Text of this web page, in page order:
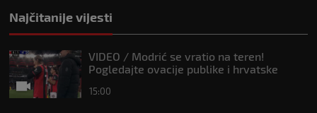
Najčitanije vijesti
VIDEO / Modrić se vratio na teren!
Pogledajte ovacije publike i hrvatske
15:00